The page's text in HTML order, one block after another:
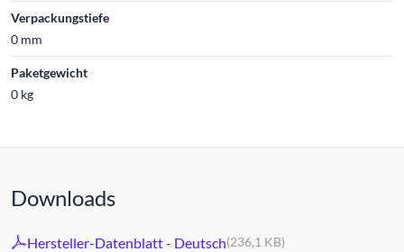
Verpackungstiefe
0 mm
Paketgewicht
0 kg
Downloads
Hersteller-Datenblatt - Deutsch(236,1 KB)